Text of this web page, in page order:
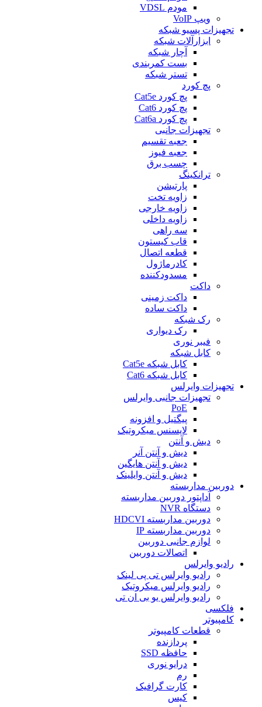
مودم VDSL
ویپ VoIP
تجهیزات پسیو شبکه
ابزارآلات شبکه
آچار شبکه
بست کمربندی
تستر شبكه
پچ کورد
پچ کورد Cat5e
پچ کورد Cat6
پچ کورد Cat6a
تجهیزات جانبی
جعبه تقسیم
جعبه فیوز
چسب برق
ترانکینگ
پارتیشن
زاویه تخت
زاویه خارجی
زاویه داخلی
سه راهی
قاب کیستون
قطعه اتصال
کادرماژول
مسدودکننده
داکت
داکت زمینی
داکت ساده
رک شبکه
رک دیواری
فیبر نوری
کابل شبکه
کابل شبکه Cat5e
کابل شبکه Cat6
تجهیزات وایرلس
تجهیزات جانبی وایرلس
PoE
پيگتيل و افزونه
لایسنس میکروتیک
دیش و آنتن
دیش و آنتن آنر
دیش و آنتن هایگین
دیش و آنتن وایلینک
دوربین مداربسته
آداپتور دوربین مداربسته
دستگاه NVR
دوربین مداربسته HDCVI
دوربین مداربسته IP
لوازم جانبی دوربین
اتصالات دوربین
رادیو وایرلس
رادیو وایرلس تی پی لینک
رادیو وایرلس میکروتیک
رادیو وایرلس یو بی ان تی
فلکسی
کامپیوتر
قطعات کامپیوتر
پردازنده
حافظه SSD
درایو نوری
رم
کارت گرافیک
کیس